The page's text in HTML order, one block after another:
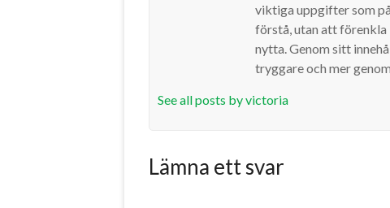
viktiga uppgifter som
förstå, utan att
nytta. Genom sitt
tryggare och mer
See all posts by victoria
Lämna ett svar